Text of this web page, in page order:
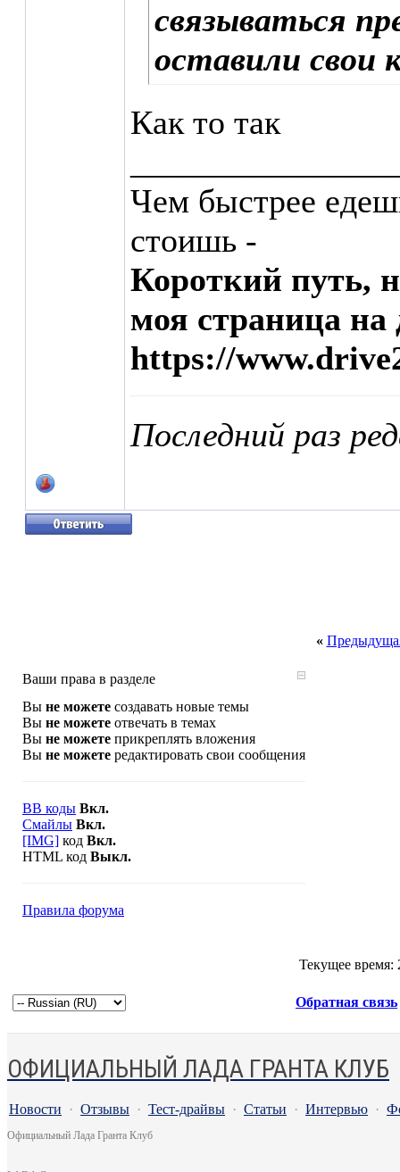
связываться
оставили свои
Как то так
Чем быстрее
стоишь -
Короткий путь,
моя страница на
https://
Последний раз
«
Ваши права в разделе
Вы не можете создавать новые темы
Вы не можете отвечать в темах
Вы не можете прикреплять вложения
Вы не можете редактировать свои сообщения
BB коды Вкл.
Смайлы Вкл.
[IMG] код Вкл.
HTML код Выкл.
Правила форума
Текущее время:
Обратная связь
ОФИЦИАЛЬНЫЙ ЛАДА ГРАНТА КЛУБ
Новости · Отзывы · Тест-драйвы · Статьи · Интервью ·
Официальный Лада Гранта Клуб